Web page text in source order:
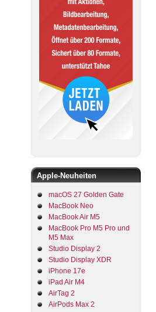
Apple-Neuheiten
macOS 27 Golden Gate
MacBook Neo
MacBook Air M5
MacBook Pro M5 Pro und
M5 Max
Studio Display 2
Studio Display XDR
iPhone 17e
iPad Air M4
AirTag 2
AirPods Max 2